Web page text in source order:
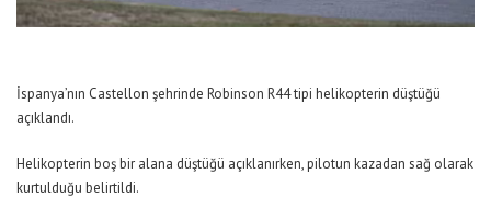
İspanya’nın Castellon şehrinde Robinson R44 tipi helikopterin düştüğü
açıklandı.
Helikopterin boş bir alana düştüğü açıklanırken, pilotun kazadan sağ olarak
kurtulduğu belirtildi.